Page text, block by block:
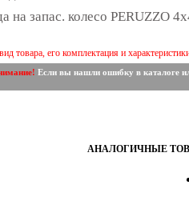
на запас. колесо PERUZZO
товара, его комплектация и
Если вы нашли ошибку в каталоге
АНАЛОГИЧНЫЕ